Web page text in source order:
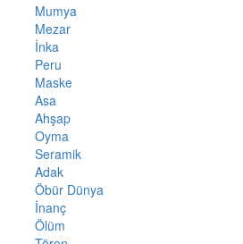
Mumya
Mezar
İnka
Peru
Maske
Asa
Ahşap
Oyma
Seramik
Adak
Öbür Dünya
İnanç
Ölüm